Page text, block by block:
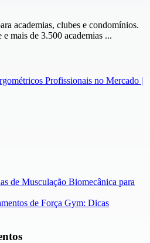
academias, clubes e condomínios.
mais de 3.500 academias ...
Profissionais no Mercado |
de Musculação Biomecânica para
de Força Gym: Dicas